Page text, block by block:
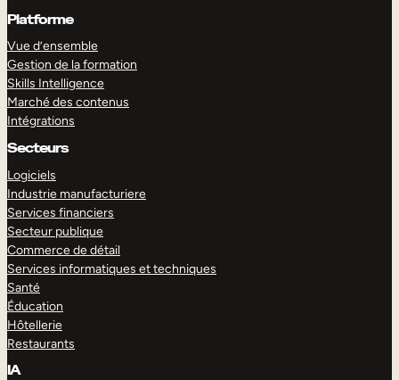
Platforme
Vue d’ensemble
Gestion de la formation
Skills Intelligence
Marché des contenus
Intégrations
Secteurs
Logiciels
Industrie manufacturiere
Services financiers
Secteur publique
Commerce de détail
Services informatiques et techniques
Santé
Éducation
Hôtellerie
Restaurants
IA